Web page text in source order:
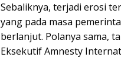
Sebaliknya, terjadi erosi
yang pada masa
berlanjut. Polanya sama,
Eksekutif Amnesty